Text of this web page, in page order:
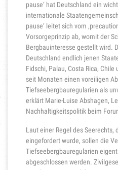
pause‘ hat Deutschland ein
internationale
pause‘ leitet sich vom
Vorsorgeprinzip ab, womit der
Bergbauinteresse gestellt wird.
Deutschland endlich jenen
Fidschi, Palau, Costa Rica, Chile
seit Monaten einen voreiligen
Tiefseebergbauregularien als
erklärt Marie-Luise Abshagen,
Nachhaltigkeitspolitik beim
Laut einer Regel des Seerechts,
eingefordert wurde, sollen die
Tiefseebergbauregularien
abgeschlossen werden.